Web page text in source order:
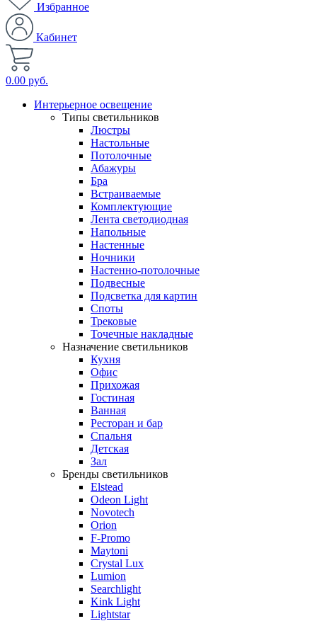
Избранное
Кабинет
0.00 руб.
Интерьерное освещение
Типы светильников
Люстры
Настольные
Потолочные
Абажуры
Бра
Встраиваемые
Комплектующие
Лента светодиодная
Напольные
Настенные
Ночники
Настенно-потолочные
Подвесные
Подсветка для картин
Споты
Трековые
Точечные накладные
Назначение светильников
Кухня
Офис
Прихожая
Гостиная
Ванная
Ресторан и бар
Спальня
Детская
Зал
Бренды светильников
Elstead
Odeon Light
Novotech
Orion
F-Promo
Maytoni
Crystal Lux
Lumion
Searchlight
Kink Light
Lightstar